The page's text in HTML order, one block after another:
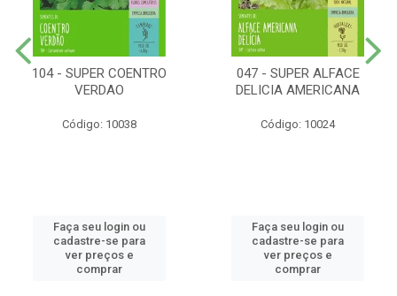
104 - SUPER COENTRO
VERDAO
Código: 10038
Faça seu login ou
cadastre-se para
ver preços e
comprar
047 - SUPER ALFACE
DELICIA AMERICANA
Código: 10024
Faça seu login ou
cadastre-se para
ver preços e
comprar